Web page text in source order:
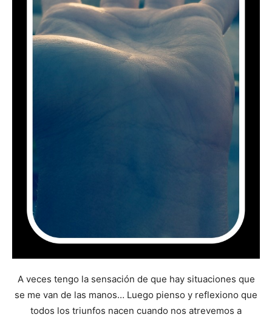
A veces tengo la sensación de que hay situaciones que
se me van de las manos… Luego pienso y reflexiono que
todos los triunfos nacen cuando nos atrevemos a